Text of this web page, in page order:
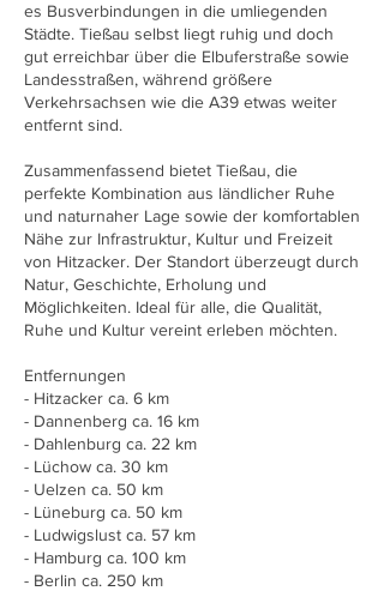
es Busverbindungen in die umliegenden
Städte. Tießau selbst liegt ruhig und doch
gut erreichbar über die Elbuferstraße sowie
Landesstraßen, während größere
Verkehrsachsen wie die A39 etwas weiter
entfernt sind.
Zusammenfassend bietet Tießau, die
perfekte Kombination aus ländlicher Ruhe
und naturnaher Lage sowie der komfortablen
Nähe zur Infrastruktur, Kultur und Freizeit
von Hitzacker. Der Standort überzeugt durch
Natur, Geschichte, Erholung und
Möglichkeiten. Ideal für alle, die Qualität,
Ruhe und Kultur vereint erleben möchten.
Entfernungen
- Hitzacker ca. 6 km
- Dannenberg ca. 16 km
- Dahlenburg ca. 22 km
- Lüchow ca. 30 km
- Uelzen ca. 50 km
- Lüneburg ca. 50 km
- Ludwigslust ca. 57 km
- Hamburg ca. 100 km
- Berlin ca. 250 km